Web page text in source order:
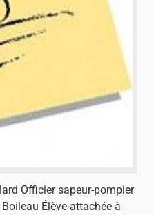
Officier sapeur-pompier
Élève-attachée à